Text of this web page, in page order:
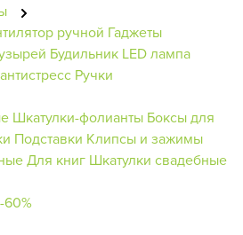
ручной Гаджеты
Будильник LED лампа
Ручки
Шкатулки-фолианты Боксы для
Подставки Клипсы и зажимы
Для книг Шкатулки свадебные
-60%